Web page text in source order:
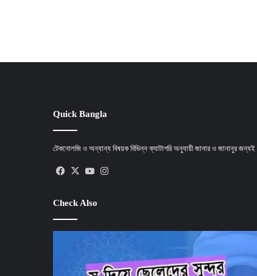
Quick Bangla
টেকনোলজি ও অন্যান্য বিষয়ক বিভিন্ন ক্যাটাগরি অনুযায়ী জানার ও জানানুর
Facebook
X YouTube
Check Also